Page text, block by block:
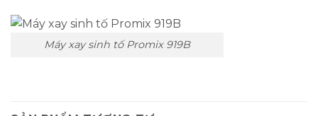
Máy xay sinh tố Promix 919B